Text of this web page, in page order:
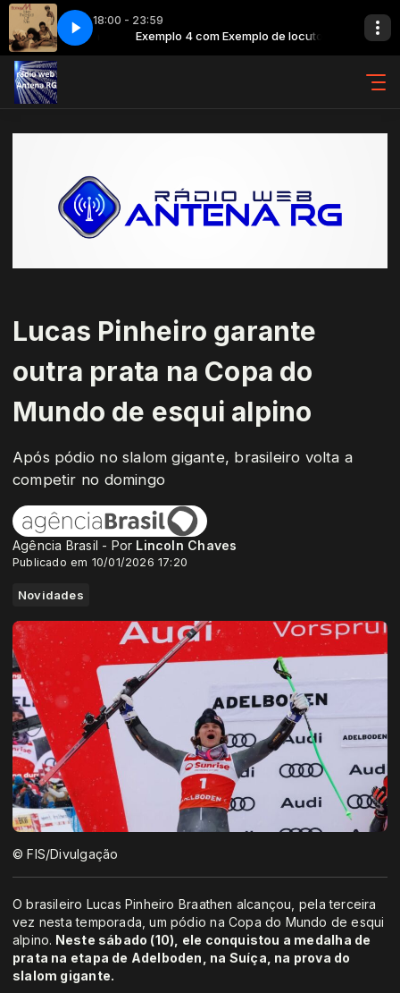
18:00 - 23:59
de locutora Exemplo 4 com Exemplo de locutora
Boney M. - Daddy Cool
Lucas Pinheiro garante
outra prata na Copa do
Mundo de esqui alpino
Após pódio no slalom gigante, brasileiro volta a
competir no domingo
Agência Brasil - Por Lincoln Chaves
Publicado em 10/01/2026 17:20
Novidades
© FIS/Divulgação
O brasileiro Lucas Pinheiro Braathen alcançou, pela terceira
vez nesta temporada, um pódio na Copa do Mundo de esqui
alpino. Neste sábado (10), ele conquistou a medalha de
prata na etapa de Adelboden, na Suíça, na prova do
slalom gigante.